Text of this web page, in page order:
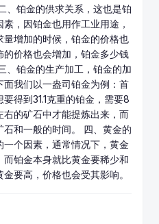
、铂金的供求关系，这也是铂
，因铂金也用作工业用途，
增加的时候，铂金的价格也
价格也会增加，铂金多少钱
、铂金的生产加工，铂金的加
我们以一盎司铂金为例：首
得到31.1克重的铂金，需要8
右的矿石中才能提炼出来，而
和一般的时间。 四、黄金的
个因素，通常情况下，黄金
铂金本身就比黄金要稀少和
要高，价格也会受其影响。